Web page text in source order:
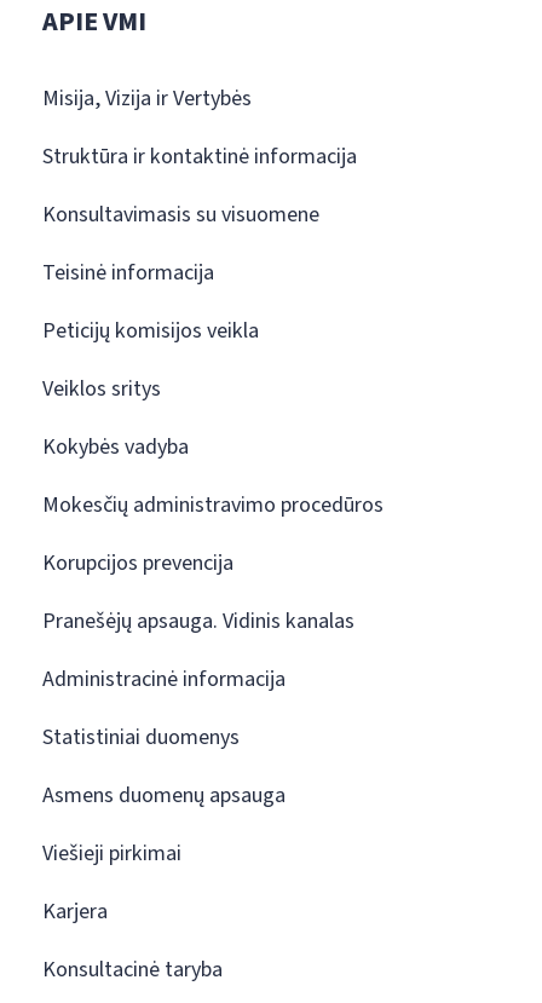
APIE VMI
Misija, Vizija ir Vertybės
Struktūra ir kontaktinė informacija
Konsultavimasis su visuomene
Teisinė informacija
Peticijų komisijos veikla
Veiklos sritys
Kokybės vadyba
Mokesčių administravimo procedūros
Korupcijos prevencija
Pranešėjų apsauga. Vidinis kanalas
Administracinė informacija
Statistiniai duomenys
Asmens duomenų apsauga
Viešieji pirkimai
Karjera
Konsultacinė taryba